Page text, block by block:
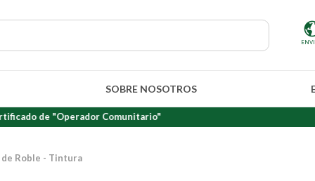
SOBRE NOSOTROS
"Operador Comunitario"
Roble - Tintura